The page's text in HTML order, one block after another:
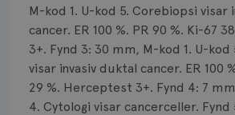
M-kod 1. U-kod 5. Corebiopsi visar
cancer. ER 100 %. PR 90 %. Ki-67
3+. Fynd 3: 30 mm, M-kod 1. U-
visar invasiv duktal cancer. ER 100
29 %. Herceptest 3+. Fynd 4: 7
4. Cytologi visar cancerceller. Fynd
Typ av bröstcancer
Smärta
Prognos